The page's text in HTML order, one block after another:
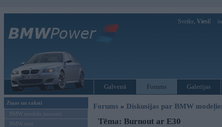
Sveiks, Viesi!
Galvenā Forums Galerijas
Ziņas un raksti
BMW modeļu jaunumi
BMW testi
Forums » Diskusijas par BMW
Tēma: Burnout ar E30